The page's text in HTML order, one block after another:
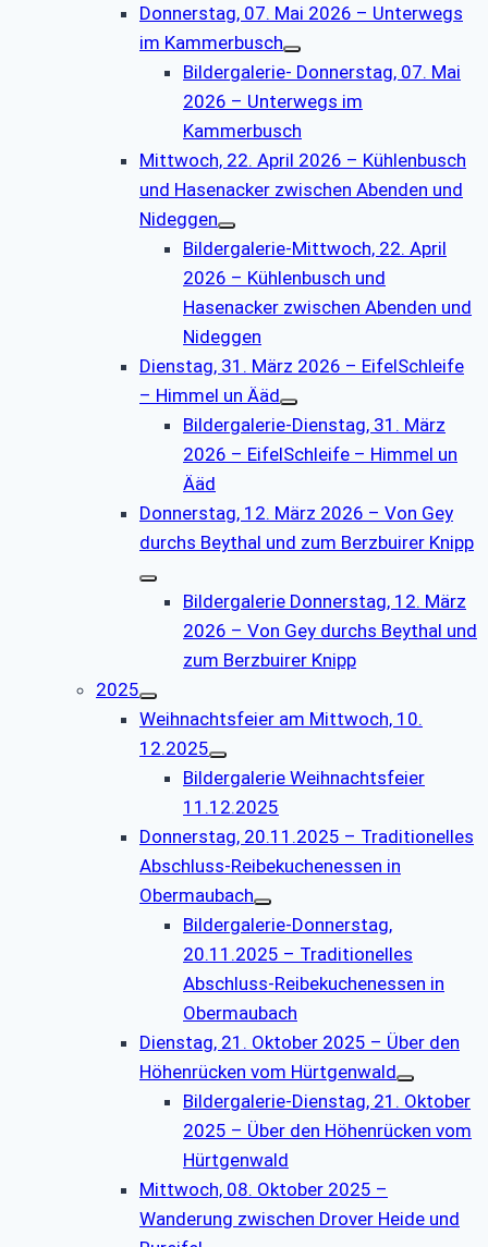
Donnerstag, 07. Mai 2026 – Unterwegs
im Kammerbusch
Bildergalerie- Donnerstag, 07. Mai
2026 – Unterwegs im
Kammerbusch
Mittwoch, 22. April 2026 – Kühlenbusch
und Hasenacker zwischen Abenden und
Nideggen
Bildergalerie-Mittwoch, 22. April
2026 – Kühlenbusch und
Hasenacker zwischen Abenden und
Nideggen
Dienstag, 31. März 2026 – EifelSchleife
– Himmel un Ääd
Bildergalerie-Dienstag, 31. März
2026 – EifelSchleife – Himmel un
Ääd
Donnerstag, 12. März 2026 – Von Gey
durchs Beythal und zum Berzbuirer Knipp
Bildergalerie Donnerstag, 12. März
2026 – Von Gey durchs Beythal und
zum Berzbuirer Knipp
2025
Weihnachtsfeier am Mittwoch, 10.
12.2025
Bildergalerie Weihnachtsfeier
11.12.2025
Donnerstag, 20.11.2025 – Traditionelles
Abschluss-Reibekuchenessen in
Obermaubach
Bildergalerie-Donnerstag,
20.11.2025 – Traditionelles
Abschluss-Reibekuchenessen in
Obermaubach
Dienstag, 21. Oktober 2025 – Über den
Höhenrücken vom Hürtgenwald
Bildergalerie-Dienstag, 21. Oktober
2025 – Über den Höhenrücken vom
Hürtgenwald
Mittwoch, 08. Oktober 2025 –
Wanderung zwischen Drover Heide und